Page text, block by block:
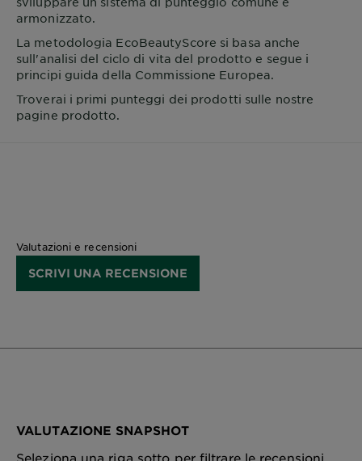
armonizzato.
La metodologia EcoBeautyScore si basa anche
sull'analisi del ciclo di vita del prodotto e segue i
principi guida della Commissione Europea.
Troverai i primi punteggi dei prodotti sulle nostre
pagine prodotto.
Valutazioni e recensioni
SCRIVI UNA RECENSIONE
VALUTAZIONE SNAPSHOT
Seleziona una riga sotto per filtrare le recensioni